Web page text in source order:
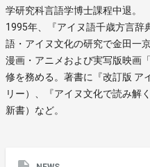
学研究科言語学博士課程中退。
1995年、『アイヌ語千歳方言辞
語・アイヌ文化の研究で金田一
漫画・アニメおよび実写版映画
修を務める。著書に『改訂版 ア
リー）、『アイヌ文化で読み解
新書）など。